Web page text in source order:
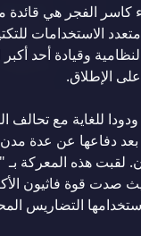
كاسر الفجر هي قائدة
متعدد الاستخدامات
وقيادة أحد
الإطلاق.
ودودا للغاية مع تحالف
بعد دفاعها عن عدة
لقبت هذه المعركة بـ
صدت قوة فاثيون
التضاريس